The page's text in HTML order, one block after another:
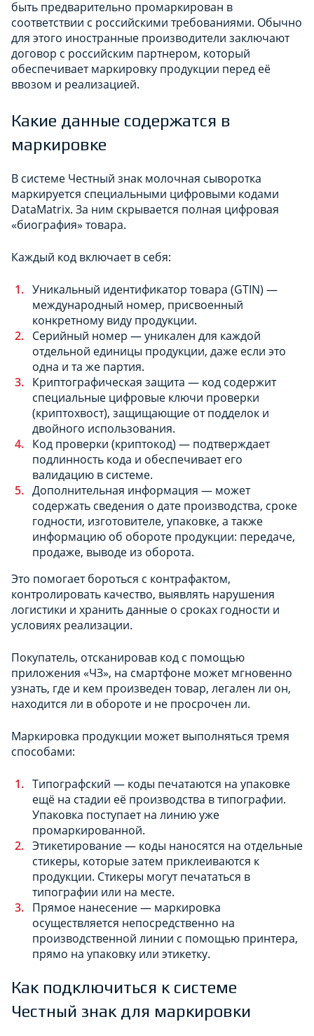
быть предварительно промаркирован в
соответствии с российскими требованиями. Обычно
для этого иностранные производители заключают
договор с российским партнером, который
обеспечивает маркировку продукции перед её
ввозом и реализацией.
Какие данные содержатся в
маркировке
В системе Честный знак молочная сыворотка
маркируется специальными цифровыми кодами
DataMatrix. За ним скрывается полная цифровая
«биография» товара.
Каждый код включает в себя:
Уникальный идентификатор товара (GTIN) —
международный номер, присвоенный
конкретному виду продукции.
Серийный номер — уникален для каждой
отдельной единицы продукции, даже если это
одна и та же партия.
Криптографическая защита — код содержит
специальные цифровые ключи проверки
(криптохвост), защищающие от подделок и
двойного использования.
Код проверки (криптокод) — подтверждает
подлинность кода и обеспечивает его
валидацию в системе.
Дополнительная информация — может
содержать сведения о дате производства, сроке
годности, изготовителе, упаковке, а также
информацию об обороте продукции: передаче,
продаже, выводе из оборота.
Это помогает бороться с контрафактом,
контролировать качество, выявлять нарушения
логистики и хранить данные о сроках годности и
условиях реализации.
Покупатель, отсканировав код с помощью
приложения «ЧЗ», на смартфоне может мгновенно
узнать, где и кем произведен товар, легален ли он,
находится ли в обороте и не просрочен ли.
Маркировка продукции может выполняться тремя
способами:
Типографский — коды печатаются на упаковке
ещё на стадии её производства в типографии.
Упаковка поступает на линию уже
промаркированной.
Этикетирование — коды наносятся на отдельные
стикеры, которые затем приклеиваются к
продукции. Стикеры могут печататься в
типографии или на месте.
Прямое нанесение — маркировка
осуществляется непосредственно на
производственной линии с помощью принтера,
прямо на упаковку или этикетку.
Как подключиться к системе
Честный знак для маркировки